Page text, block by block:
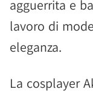
agguerrita e
lavoro di
eleganza.
La cosplayer